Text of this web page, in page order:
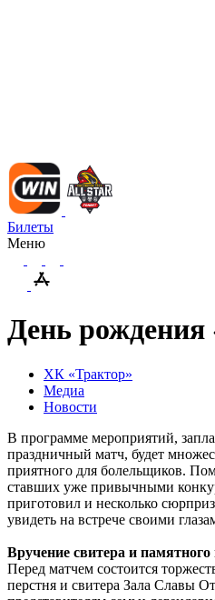
Билеты
Меню
День рождения
ХК «Трактор»
Медиа
Новости
В программе мероприятий,
праздничный матч, будет
приятного для болельщиков.
ставших уже привычными
приготовил и несколько
увидеть на встрече своими
Вручение свитера и
Перед матчем состоится
перстня и свитера Зала Славы